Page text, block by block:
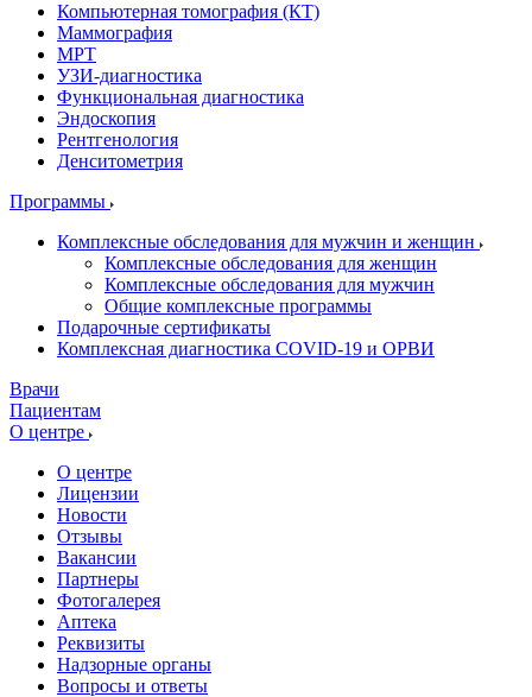
Компьютерная томография (КТ)
Маммография
МРТ
УЗИ-диагностика
Функциональная диагностика
Эндоскопия
Рентгенология
Денситометрия
Программы
Комплексные обследования для мужчин и женщин
Комплексные обследования для женщин
Комплексные обследования для мужчин
Общие комплексные программы
Подарочные сертификаты
Комплексная диагностика COVID-19 и ОРВИ
Врачи
Пациентам
О центре
О центре
Лицензии
Новости
Отзывы
Вакансии
Партнеры
Фотогалерея
Аптека
Реквизиты
Надзорные органы
Вопросы и ответы